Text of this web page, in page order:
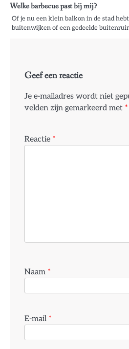
Welke barbecue past bij mij?
Of je nu een klein balkon in de stad
buitenwijken of een gedeelde
Geef een reactie
Je e-mailadres wordt niet
velden zijn gemarkeerd met *
Reactie *
Naam *
E-mail *